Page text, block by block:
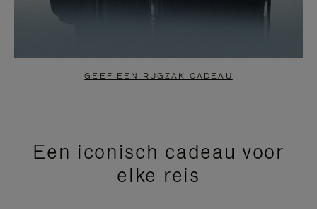
GEEF EEN RUGZAK CADEAU
Een iconisch cadeau voor
elke reis